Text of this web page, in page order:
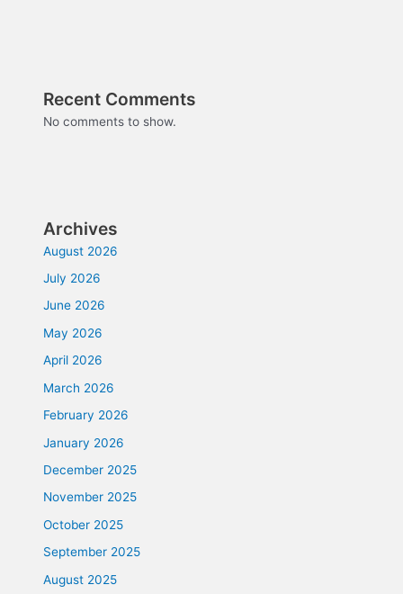
Recent Comments
No comments to show.
Archives
August 2026
July 2026
June 2026
May 2026
April 2026
March 2026
February 2026
January 2026
December 2025
November 2025
October 2025
September 2025
August 2025